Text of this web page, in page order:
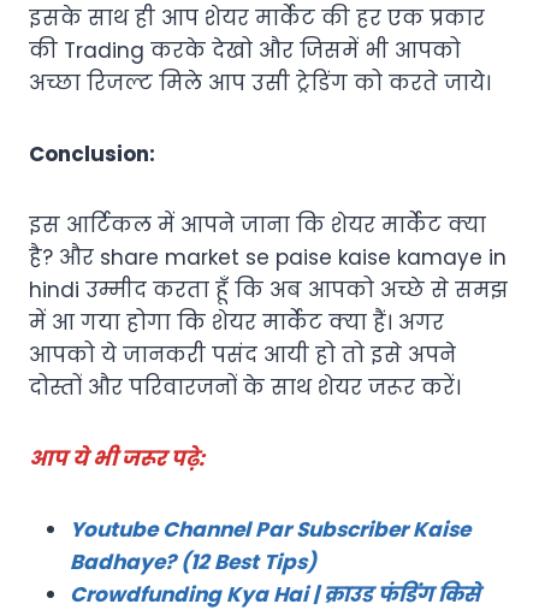
इसके साथ ही आप शेयर मार्केट की हर एक प्रकार
की Trading करके देखो और जिसमें भी आपको
अच्छा रिजल्ट मिले आप उसी ट्रेडिंग को करते जाये।
Conclusion:
इस आर्टिकल में आपने जाना कि शेयर मार्केट क्या
है? और share market se paise kaise kamaye in
hindi उम्मीद करता हूँ कि अब आपको अच्छे से समझ
में आ गया होगा कि शेयर मार्केट क्या हैं। अगर
आपको ये जानकरी पसंद आयी हो तो इसे अपने
दोस्तों और परिवारजनों के साथ शेयर जरूर करें।
आप ये भी जरूर पढ़े:
Youtube Channel Par Subscriber Kaise
Badhaye? (12 Best Tips)
Crowdfunding Kya Hai | क्राउड फंडिंग किसे